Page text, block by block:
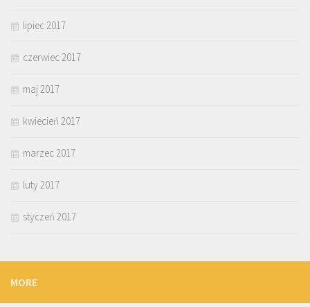
lipiec 2017
czerwiec 2017
maj 2017
kwiecień 2017
marzec 2017
luty 2017
styczeń 2017
MORE